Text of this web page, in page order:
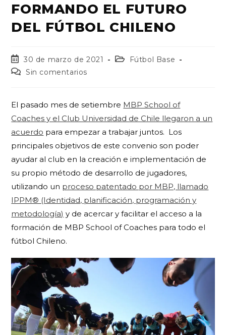
FORMANDO EL FUTURO
DEL FÚTBOL CHILENO
30 de marzo de 2021
Fútbol Base
Sin comentarios
El pasado mes de setiembre MBP School of
Coaches y el Club Universidad de Chile llegaron a un
acuerdo para empezar a trabajar juntos. Los
principales objetivos de este convenio son poder
ayudar al club en la creación e implementación de
su propio método de desarrollo de jugadores,
utilizando un proceso patentado por MBP, llamado
IPPM® (Identidad, planificación, programación y
metodología) y de acercar y facilitar el acceso a la
formación de MBP School of Coaches para todo el
fútbol Chileno.